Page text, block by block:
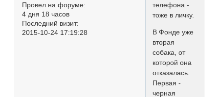
Провел на форуме:
4 дня 18 часов
Последний визит:
2015-10-24 17:19:28
телефона -
тоже в личку.
В Фонде уже
вторая
собака, от
которой она
отказалась.
Первая -
черная